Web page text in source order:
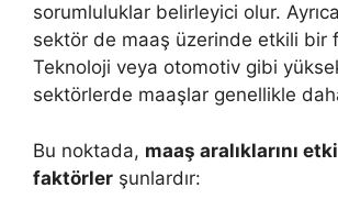
sorumluluklar belirleyici olur.
sektör de maaş üzerinde etkili bir
Teknoloji veya otomotiv gibi
sektörlerde maaşlar genellikle
Bu noktada, maaş aralıklarını
faktörler şunlardır: